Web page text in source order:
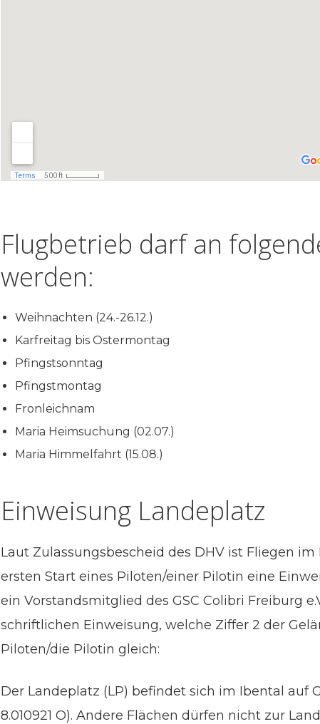
Flugbetrieb darf an
werden:
Weihnachten (24.-26.12.)
Karfreitag bis Ostermontag
Pfingstsonntag
Pfingstmontag
Fronleichnam
Maria Heimsuchung (02.07.)
Maria Himmelfahrt (15.08.)
Einweisung Landeplatz
Laut Zulassungsbescheid des DHV ist Fliegen
ersten Start eines Piloten/einer Pilotin eine
ein Vorstandsmitglied des GSC Colibri Freiburg
schriftlichen Einweisung, welche Ziffer 2 der
Piloten/die Pilotin gleich:
Der Landeplatz (LP) befindet sich im Ibental auf
8.010921 O). Andere Flächen dürfen nicht zur